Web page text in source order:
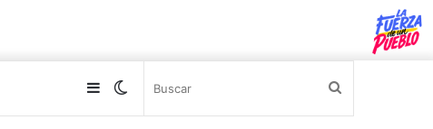
Switch
Sidebar